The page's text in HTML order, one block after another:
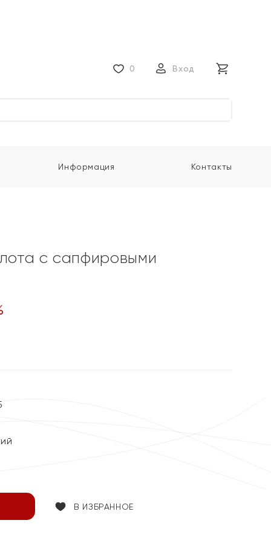
0 Вход
Информация Контакты
с сапфировыми
В ИЗБРАННОЕ